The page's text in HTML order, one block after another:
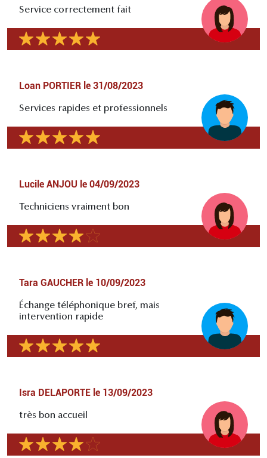
Service correctement fait
Loan PORTIER le 31/08/2023
Services rapides et professionnels
Lucile ANJOU le 04/09/2023
Techniciens vraiment bon
Tara GAUCHER le 10/09/2023
Échange téléphonique bref, mais
intervention rapide
Isra DELAPORTE le 13/09/2023
très bon accueil